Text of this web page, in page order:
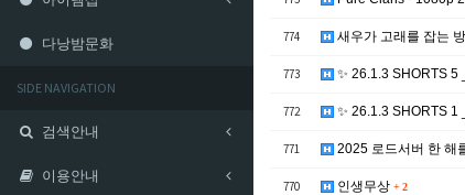
다낭밤문화
SIDE NAVIGATION
검색안내
이용안내
774 새우가 고래를 잡는
773 ✨ 26.1.3 SHORTS 5
772 ✨ 26.1.3 SHORTS 1
771 2025 로드서버 한 해
770 인생무상 + 2